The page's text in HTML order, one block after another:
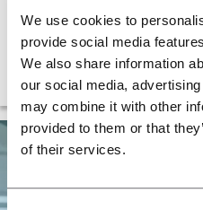
We use cookies to
provide social media
We also share information
our social media,
may combine it with other
provided to them or that
of their services.
Horn & Company ist
Beratung, um ein
Kostenmanagement zu